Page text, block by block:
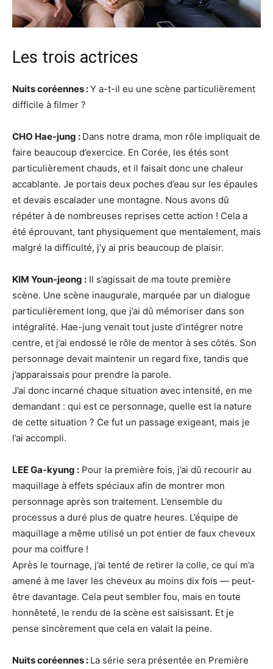
Les trois actrices
Nuits coréennes :Y a-t-il eu une scène particulièrement
difficile à filmer ?
CHO Hae-jung : Dans notre drama, mon rôle impliquait de
faire beaucoup d’exercice. En Corée, les étés sont
particulièrement chauds, et il faisait donc une chaleur
accablante. Je portais deux poches d’eau sur les épaules
et devais escalader une montagne. Nous avons dû
répéter à de nombreuses reprises cette action ! Cela a
été éprouvant, tant physiquement que mentalement, mais
malgré la difficulté, j’y ai pris beaucoup de plaisir.
KIM Youn-jeong : Il s’agissait de ma toute première
scène. Une scène inaugurale, marquée par un dialogue
particulièrement long, que j’ai dû mémoriser dans son
intégralité. Hae-jung venait tout juste d’intégrer notre
centre, et j’ai endossé le rôle de mentor à ses côtés. Son
personnage devait maintenir un regard fixe, tandis que
j’apparaissais pour prendre la parole.
J’ai donc incarné chaque situation avec intensité, en me
demandant : qui est ce personnage, quelle est la nature
de cette situation ? Ce fut un passage exigeant, mais je
l’ai accompli.
LEE Ga-kyung : Pour la première fois, j’ai dû recourir au
maquillage à effets spéciaux afin de montrer mon
personnage après son traitement. L’ensemble du
processus a duré plus de quatre heures. L’équipe de
maquillage a même utilisé un pot entier de faux cheveux
pour ma coiffure !
Après le tournage, j’ai tenté de retirer la colle, ce qui m’a
amené à me laver les cheveux au moins dix fois — peut-
être davantage. Cela peut sembler fou, mais en toute
honnêteté, le rendu de la scène est saisissant. Et je
pense sincèrement que cela en valait la peine.
Nuits coréennes : La série sera présentée en Première